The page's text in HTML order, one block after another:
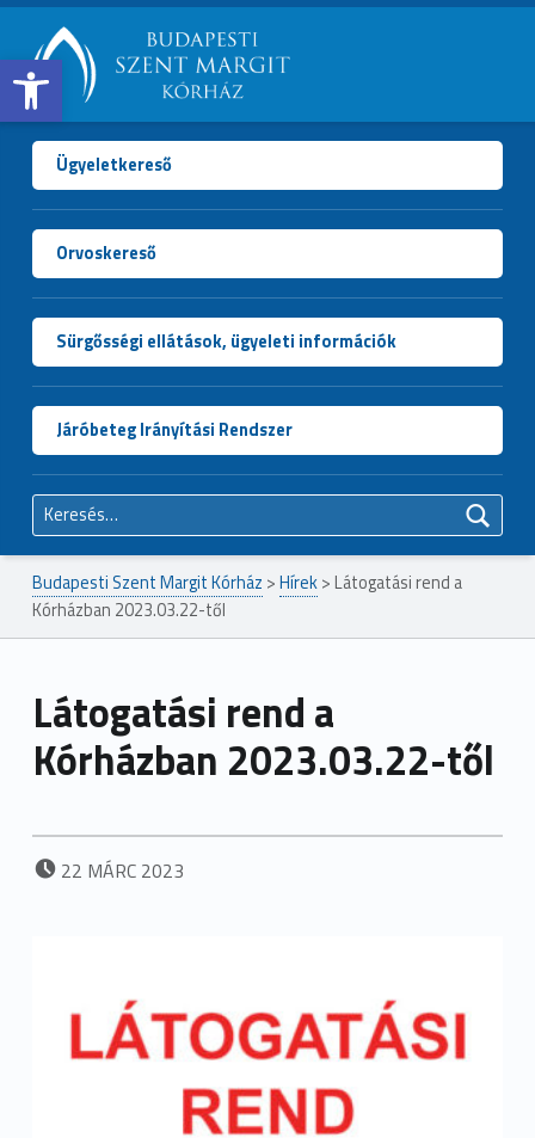
Open toolbar
BUDAPESTI
SZENT
MARGIT
KÓRHÁZ
Ügyeletkereső
Orvoskereső
Sürgősségi ellátások, ügyeleti információk
Járóbeteg Irányítási Rendszer
Keresés:
Budapesti Szent Margit Kórház >Hírek> Látogatási rend a
Kórházban 2023.03.22-től
Látogatási rend a
Kórházban 2023.03.22-től
POSTED ON:
22 MÁRC 2023